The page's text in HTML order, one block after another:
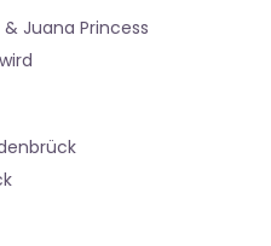
Juana Princess